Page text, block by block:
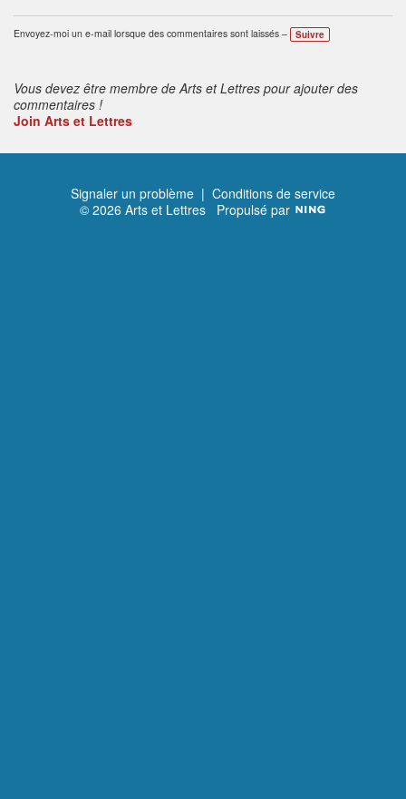
Envoyez-moi un e-mail lorsque des commentaires sont laissés – Suivre
Vous devez être membre de Arts et Lettres pour ajouter des
commentaires !
Join Arts et Lettres
Signaler un problème | Conditions de service
© 2026 Arts et Lettres Propulsé par